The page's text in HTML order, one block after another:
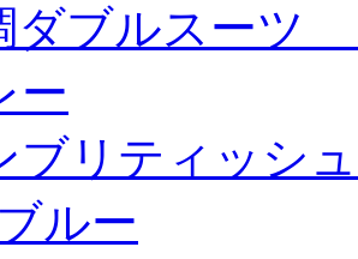
ダブルスーツ
ー
ブリティッ
ルー